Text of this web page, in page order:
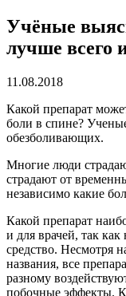
Учёные
лучше всего
11.08.2018
Какой препарат
боли в спине?
обезболивающих.
Многие люди
страдают от
независимо какие
Какой препарат
и для врачей, так
средство. Несмотря
названия, все
разному
побочные эффекты.